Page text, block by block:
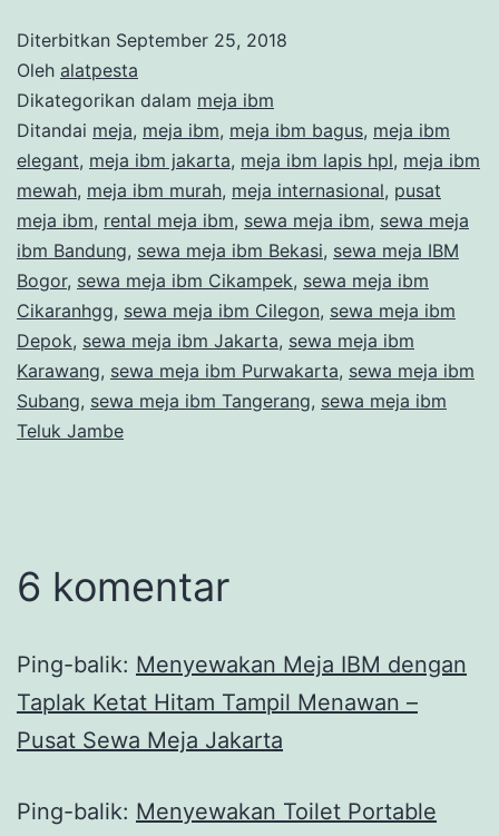
Diterbitkan September 25, 2018
Oleh alatpesta
Dikategorikan dalam meja ibm
Ditandai meja, meja ibm, meja ibm bagus, meja ibm
elegant, meja ibm jakarta, meja ibm lapis hpl, meja ibm
mewah, meja ibm murah, meja internasional, pusat
meja ibm, rental meja ibm, sewa meja ibm, sewa meja
ibm Bandung, sewa meja ibm Bekasi, sewa meja IBM
Bogor, sewa meja ibm Cikampek, sewa meja ibm
Cikaranhgg, sewa meja ibm Cilegon, sewa meja ibm
Depok, sewa meja ibm Jakarta, sewa meja ibm
Karawang, sewa meja ibm Purwakarta, sewa meja ibm
Subang, sewa meja ibm Tangerang, sewa meja ibm
Teluk Jambe
6 komentar
Ping-balik: Menyewakan Meja IBM dengan
Taplak Ketat Hitam Tampil Menawan –
Pusat Sewa Meja Jakarta
Ping-balik: Menyewakan Toilet Portable